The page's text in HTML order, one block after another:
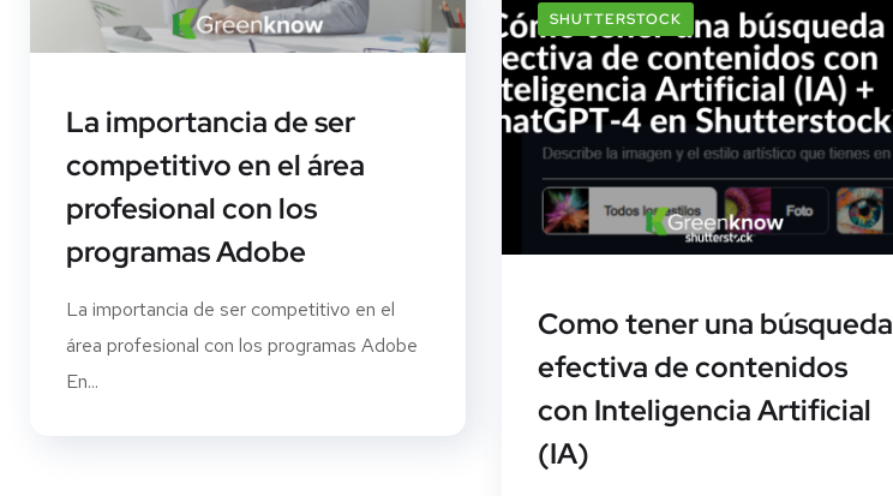
La importancia de ser
competitivo en el área
profesional con los
programas Adobe
La importancia de ser competitivo en el
área profesional con los programas Adobe
En...
SHUTTERSTOCK
Como tener una búsqueda
efectiva de contenidos
con Inteligencia Artificial
(IA)